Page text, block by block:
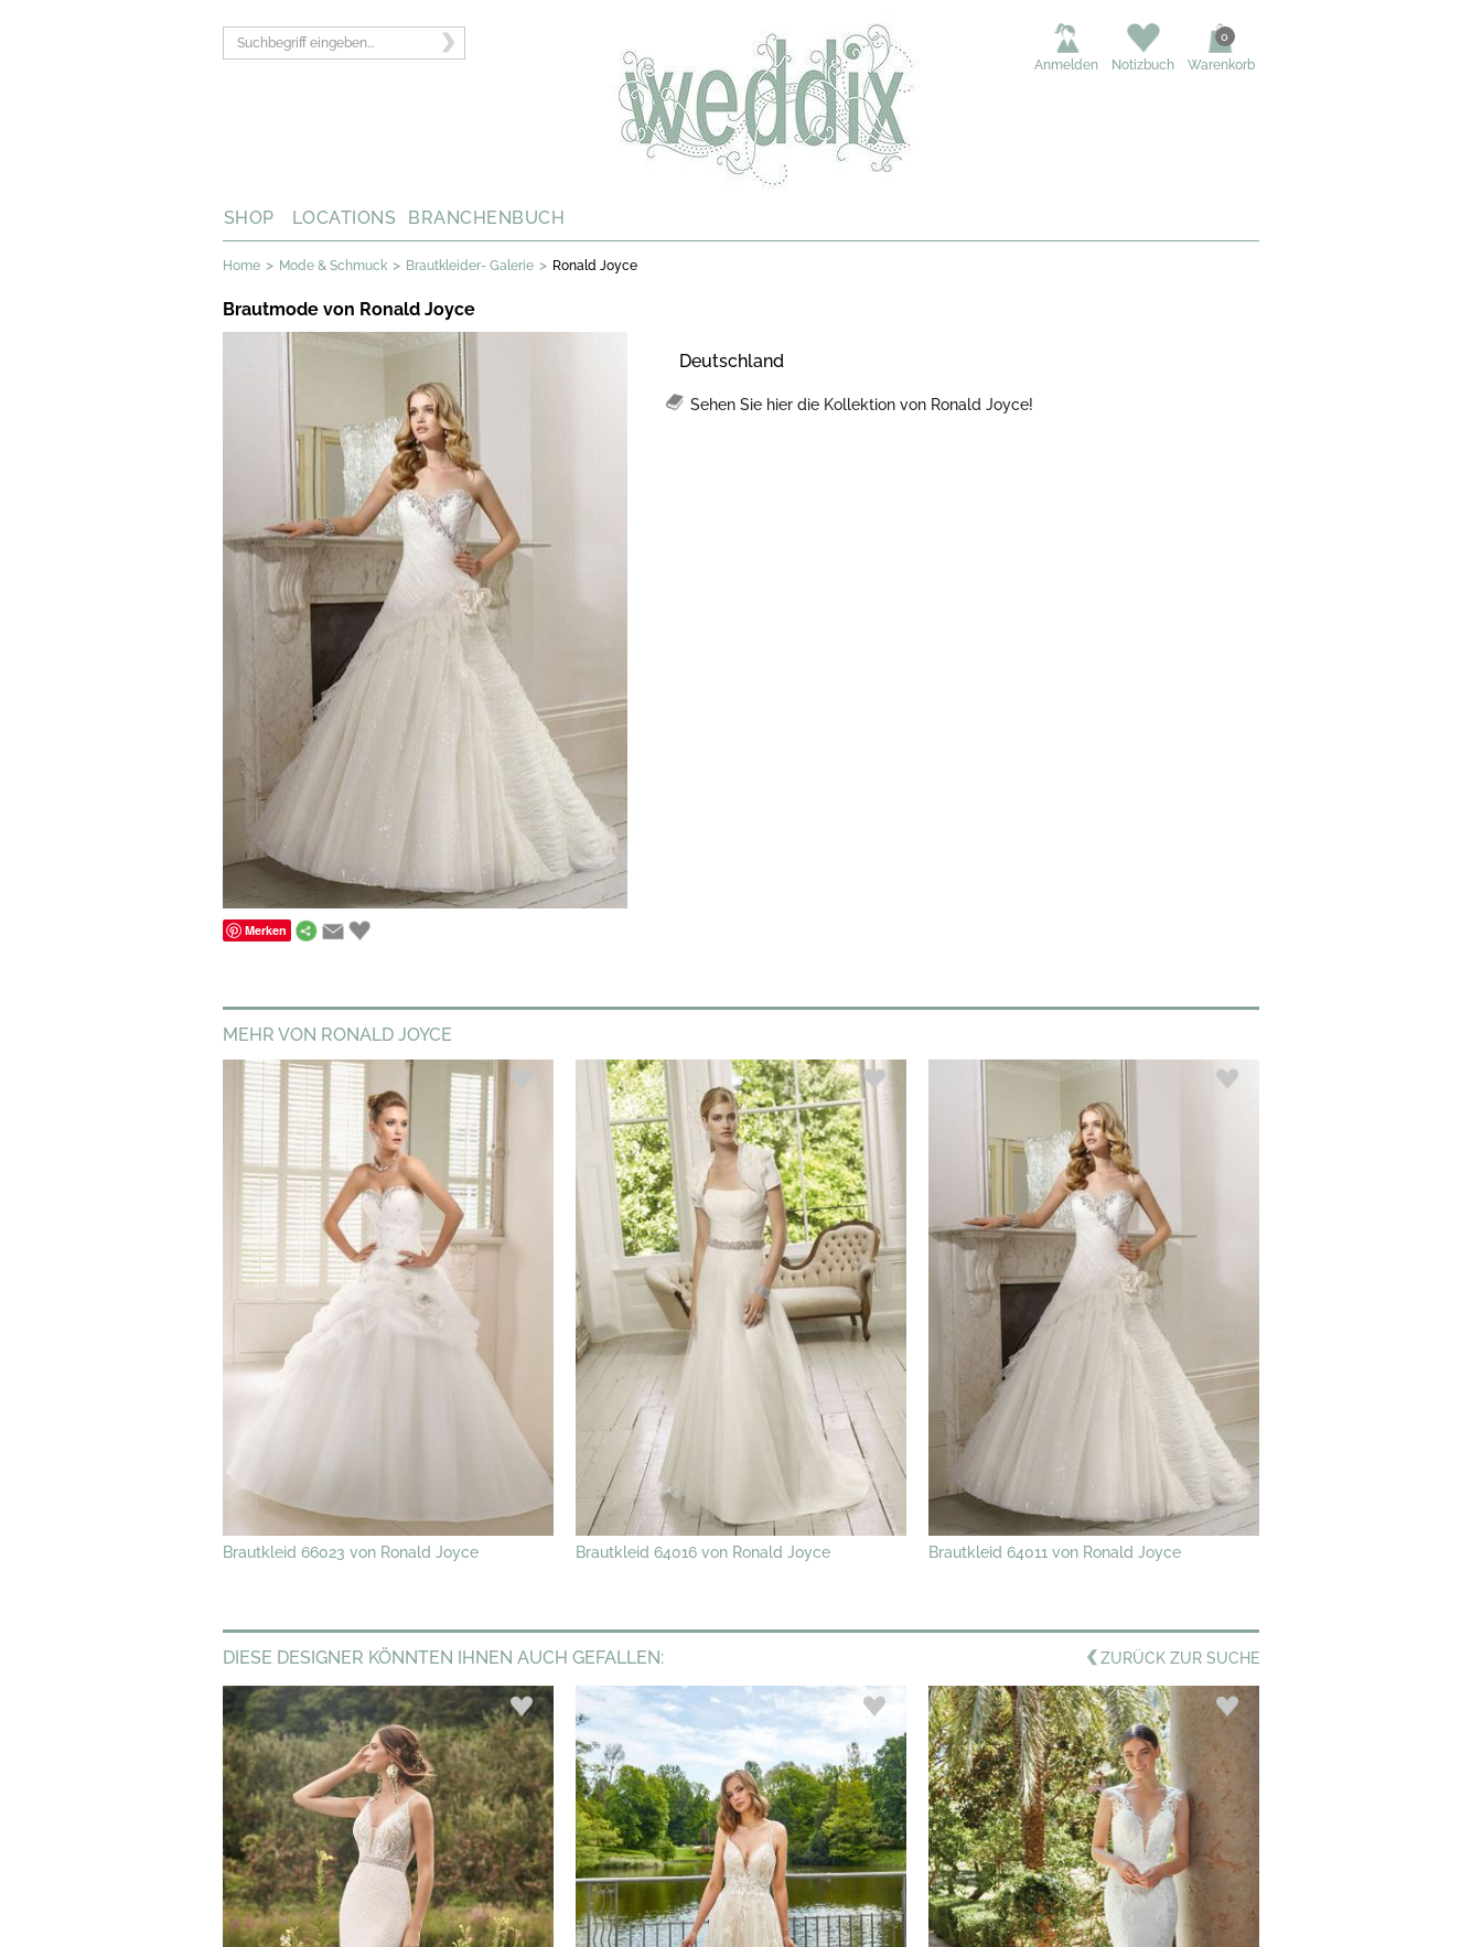
Warenkorb
0
Notizbuch
Anmelden
SHOP LOCATIONS BRANCHENBUCH
Home > Mode & Schmuck > Brautkleider- Galerie > Ronald Joyce
Brautmode von Ronald Joyce
Merken
Deutschland
Sehen Sie hier die Kollektion von Ronald Joyce!
MEHR VON RONALD JOYCE
Brautkleid 66023 von Ronald Joyce Brautkleid 64016 von Ronald Joyce Brautkleid 64011 von Ronald Joyce
DIESE DESIGNER KÖNNTEN IHNEN AUCH GEFALLEN: ZURÜCK ZUR SUCHE